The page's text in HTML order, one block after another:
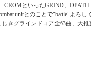
といったGRIND、DEATH
unitとのことで"battle"よろし
きグラインドコア全63曲、大推